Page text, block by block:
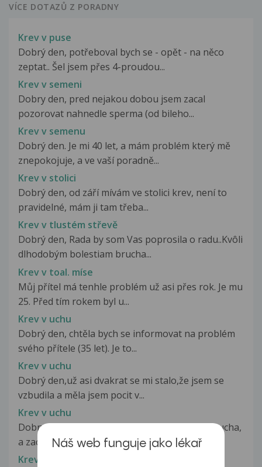
VÍCE DOTAZŮ Z PORADNY
Krev v puse
Dobrý den, potřeboval bych se - opět - na něco
zeptat.. Šel jsem přes 4-proudou...
Krev v semeni
Dobry den, pred nejakou dobou jsem zacal
pozorovat nahnedle sperma (od bileho...
Krev v semenu
Dobrý den. Je mi 40 let, a mám problém který mě
znepokojuje, a ve vaší poradně...
Krev v stolici
Dobrý den, od září mívám ve stolici krev, není to
pravidelné, mám ji tam třeba...
Krev v tlustém střevě
Dobrý den, Rada by som Vas poprosila o radu..Kvôli
dlhodobým bolestiam brucha...
Krev v toal. míse
Můj přítel má tenhle problém už asi přes rok. Je mu
25. Před tím rokem byl u...
Krev v uchu
Dobrý den, chtěla bych se informovat na problém
svého přítele (35 let). Je to...
Krev v uchu
Dobrý den,už asi dvakrat se mi stalo,že jsem se
vzbudila a měla jsem pocit v...
Krev v uchu
Dobry den, dcera me pichla klicem od auta do ucha,
a zacala tect krev, neboli...
Krev v ústech
Náš web funguje jako lékař